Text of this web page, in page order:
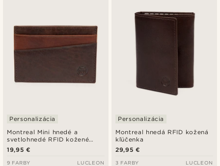
Montreal Mini hnedé a
svetlohnedé RFID kožené
puzdro na karty
Personalizácia
19,95 €
9 FARBY LUCLEON
Montreal hnedá RFID kožená
kľúčenka
Personalizácia
29,95 €
3 FARBY LUCLEON